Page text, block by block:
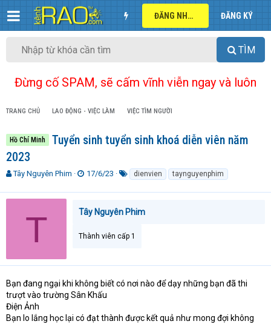
ĐĂNG NHẬP ĐĂNG KÝ
TÌM
Đừng cố SPAM, sẽ cấm vĩnh viễn ngay và luôn
TRANG CHỦ LAO ĐỘNG - VIỆC LÀM VIỆC TÌM NGƯỜI
Hồ Chí Minh
Tuyển sinh tuyển sinh khoá diễn viên năm
2023
T
r
a
t
e
r
Tây Nguyên Phim
N
à
y
g
i
17/6/23
k
h
ó
dienvien taynguyenphim
T Tây Nguyên Phim
Thành viên cấp 1
Bạn đang ngại khi không biết có nơi nào để dạy những bạn đã thi
trượt vào trường Sân Khấu
Điện Ảnh
Bạn lo lắng học lại có đạt thành được kết quả như mong đợi không